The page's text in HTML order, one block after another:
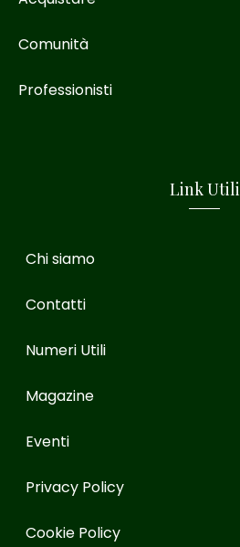
Comunità
Professionisti
Link Utili
Chi siamo
Contatti
Numeri Utili
Magazine
Eventi
Privacy Policy
Cookie Policy